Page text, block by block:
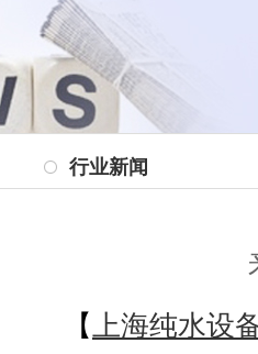
行业新闻
【
上海纯水设